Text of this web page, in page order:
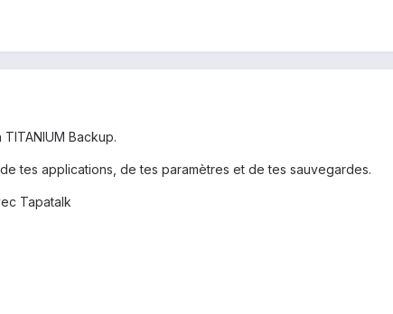
Backup.
tes applications, de tes paramètres et de tes sauvegardes.
Tapatalk